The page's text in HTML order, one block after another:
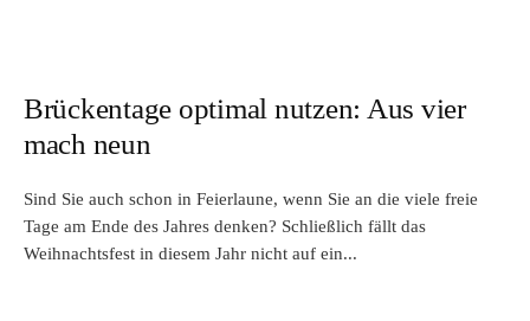
Brückentage optimal nutzen: Aus vier
mach neun
Sind Sie auch schon in Feierlaune, wenn Sie an die viele freie
Tage am Ende des Jahres denken? Schließlich fällt das
Weihnachtsfest in diesem Jahr nicht auf ein...